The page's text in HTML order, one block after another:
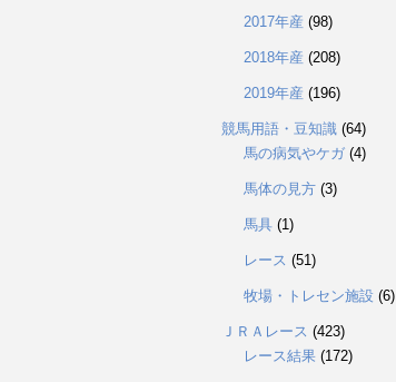
2017年産 (98)
2018年産 (208)
2019年産 (196)
競馬用語・豆知識 (64)
馬の病気やケガ (4)
馬体の見方 (3)
馬具 (1)
レース (51)
牧場・トレセン施設 (6)
ＪＲＡレース (423)
レース結果 (172)